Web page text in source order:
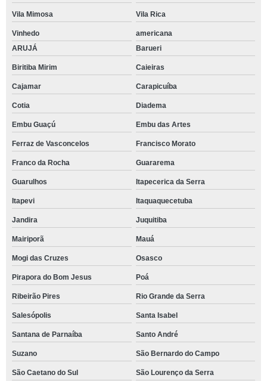
Vila Mimosa Vila Rica
Vinhedo
americana
ARUJÁ
Barueri
Biritiba Mirim Caieiras
Cajamar Carapicuíba
Cotia Diadema
Embu Guaçú Embu das Artes
Ferraz de Vasconcelos Francisco Morato
Franco da Rocha Guararema
Guarulhos Itapecerica da Serra
Itapevi Itaquaquecetuba
Jandira Juquitiba
Mairiporã Mauá
Mogi das Cruzes Osasco
Pirapora do Bom Jesus Poá
Ribeirão Pires Rio Grande da Serra
Salesópolis Santa Isabel
Santana de Parnaíba Santo André
Suzano São Bernardo do Campo
São Caetano do Sul São Lourenço da Serra